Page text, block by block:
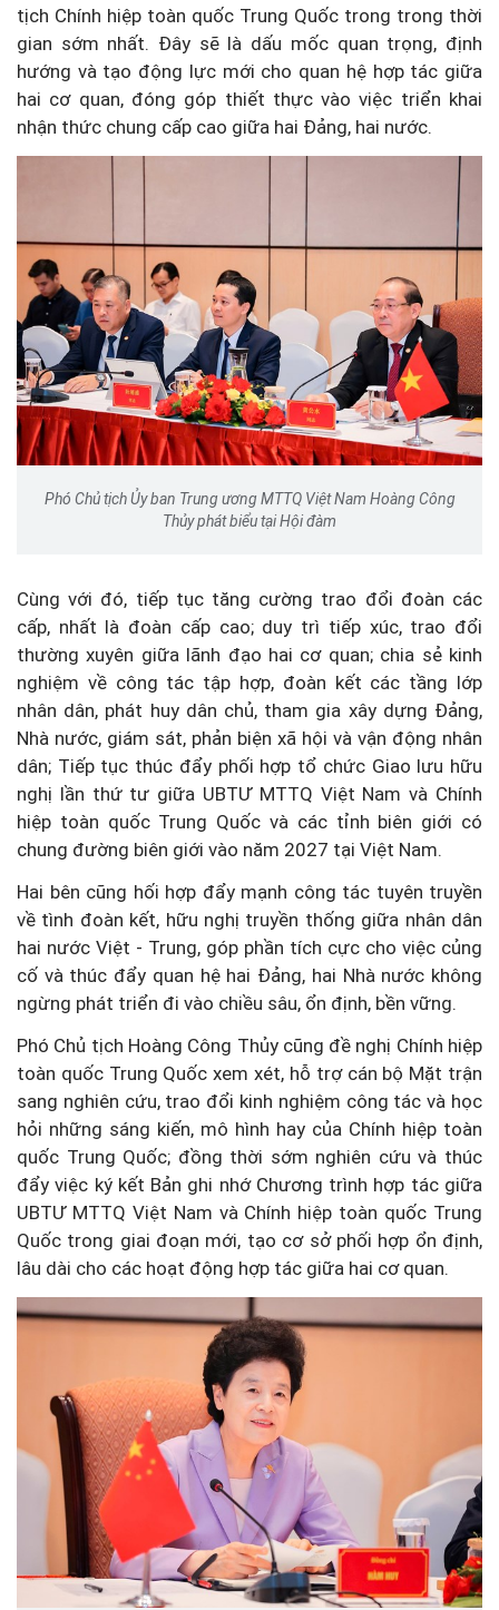
tịch Chính hiệp toàn quốc Trung Quốc trong trong thời
gian sớm nhất. Đây sẽ là dấu mốc quan trọng, định
hướng và tạo động lực mới cho quan hệ hợp tác giữa
hai cơ quan, đóng góp thiết thực vào việc triển khai
nhận thức chung cấp cao giữa hai Đảng, hai nước.
Phó Chủ tịch Ủy ban Trung ương MTTQ Việt Nam Hoàng Công
Thủy phát biểu tại Hội đàm
Cùng với đó, tiếp tục tăng cường trao đổi đoàn các
cấp, nhất là đoàn cấp cao; duy trì tiếp xúc, trao đổi
thường xuyên giữa lãnh đạo hai cơ quan; chia sẻ kinh
nghiệm về công tác tập hợp, đoàn kết các tầng lớp
nhân dân, phát huy dân chủ, tham gia xây dựng Đảng,
Nhà nước, giám sát, phản biện xã hội và vận động nhân
dân; Tiếp tục thúc đẩy phối hợp tổ chức Giao lưu hữu
nghị lần thứ tư giữa UBTƯ MTTQ Việt Nam và Chính
hiệp toàn quốc Trung Quốc và các tỉnh biên giới có
chung đường biên giới vào năm 2027 tại Việt Nam.
Hai bên cũng hối hợp đẩy mạnh công tác tuyên truyền
về tình đoàn kết, hữu nghị truyền thống giữa nhân dân
hai nước Việt - Trung, góp phần tích cực cho việc củng
cố và thúc đẩy quan hệ hai Đảng, hai Nhà nước không
ngừng phát triển đi vào chiều sâu, ổn định, bền vững.
Phó Chủ tịch Hoàng Công Thủy cũng đề nghị Chính hiệp
toàn quốc Trung Quốc xem xét, hỗ trợ cán bộ Mặt trận
sang nghiên cứu, trao đổi kinh nghiệm công tác và học
hỏi những sáng kiến, mô hình hay của Chính hiệp toàn
quốc Trung Quốc; đồng thời sớm nghiên cứu và thúc
đẩy việc ký kết Bản ghi nhớ Chương trình hợp tác giữa
UBTƯ MTTQ Việt Nam và Chính hiệp toàn quốc Trung
Quốc trong giai đoạn mới, tạo cơ sở phối hợp ổn định,
lâu dài cho các hoạt động hợp tác giữa hai cơ quan.